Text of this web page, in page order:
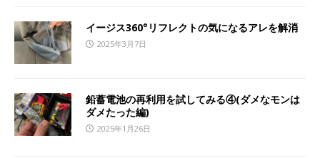
イージス360°リフレクトの気になるアレを解消
2025年3月7日
鉛蓄電池の再利用を試してみる④(ダメなモンは
ダメたった編)
2025年1月26日